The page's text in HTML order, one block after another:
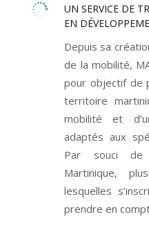

UN SERVICE DE
EN
Depuis sa
de la mobilité,
pour objectif de
territoire
mobilité et
adaptés aux
Par souci de
Martinique,
lesquelles
prendre en